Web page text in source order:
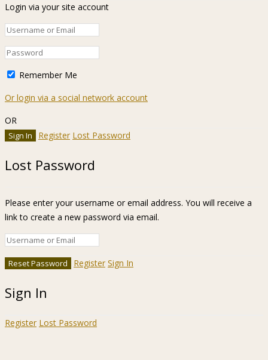
Login via your site account
Remember Me
Or login via a social network account
OR
Register Lost Password
Lost Password
Please enter your username or email address. You will receive a
link to create a new password via email.
Register Sign In
Sign In
Register Lost Password